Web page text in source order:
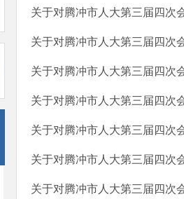
关于对腾冲市人大第三届四次
关于对腾冲市人大第三届四次
关于对腾冲市人大第三届四次
关于对腾冲市人大第三届四次
关于对腾冲市人大第三届四次
关于对腾冲市人大第三届四次
关于对腾冲市人大第三届四次